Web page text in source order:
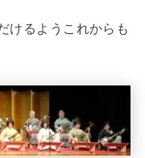
けるようこれからも